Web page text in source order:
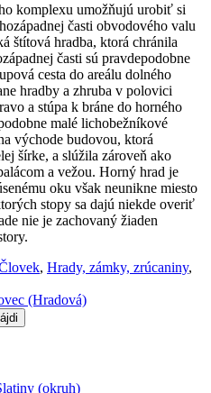
komplexu umožňujú urobiť si
časti obvodového valu
štítová hradba, ktorá chránila
časti sú pravdepodobne
cesta do areálu dolného
hradby a zhruba v polovici
a stúpa k bráne do horného
malé lichobežníkové
východe budovou, ktorá
šírke, a slúžila zároveň ako
a vežou. Horný hrad je
oku však neunikne miesto
stopy sa dajú niekde overiť
nie je zachovaný žiaden
, Hrady, zámky, zrúcaniny,
(Hradová)
(okruh)